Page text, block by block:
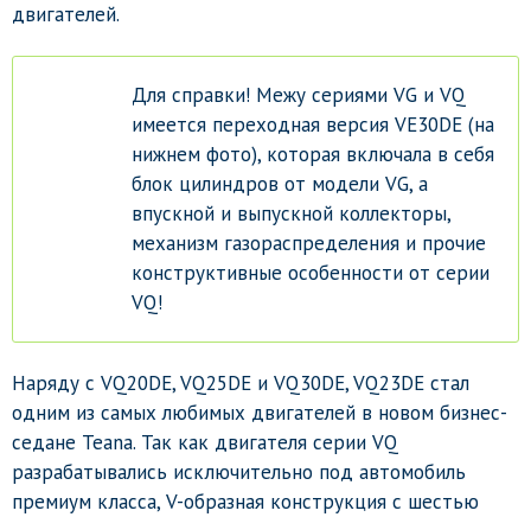
двигателей.
Для справки! Межу сериями VG и VQ
имеется переходная версия VE30DE (на
нижнем фото), которая включала в себя
блок цилиндров от модели VG, а
впускной и выпускной коллекторы,
механизм газораспределения и прочие
конструктивные особенности от серии
VQ!
Наряду с VQ20DE, VQ25DE и VQ30DE, VQ23DE стал
одним из самых любимых двигателей в новом бизнес-
седане Teana. Так как двигателя серии VQ
разрабатывались исключительно под автомобиль
премиум класса, V-образная конструкция с шестью